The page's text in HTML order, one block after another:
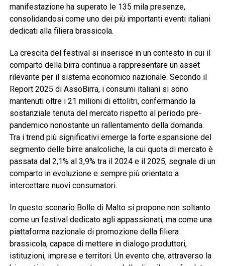
manifestazione ha superato le 135 mila presenze,
consolidandosi come uno dei più importanti eventi italiani
dedicati alla filiera brassicola.
La crescita del festival si inserisce in un contesto in cui il
comparto della birra continua a rappresentare un asset
rilevante per il sistema economico nazionale. Secondo il
Report 2025 di AssoBirra, i consumi italiani si sono
mantenuti oltre i 21 milioni di ettolitri, confermando la
sostanziale tenuta del mercato rispetto al periodo pre-
pandemico nonostante un rallentamento della domanda.
Tra i trend più significativi emerge la forte espansione del
segmento delle birre analcoliche, la cui quota di mercato è
passata dal 2,1% al 3,9% tra il 2024 e il 2025, segnale di un
comparto in evoluzione e sempre più orientato a
intercettare nuovi consumatori.
In questo scenario Bolle di Malto si propone non soltanto
come un festival dedicato agli appassionati, ma come una
piattaforma nazionale di promozione della filiera
brassicola, capace di mettere in dialogo produttori,
istituzioni, imprese e territori. Un evento che, attraverso la